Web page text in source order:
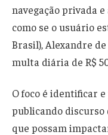
navegação privada
como se o usuário
Brasil), Alexandre
multa diária de R$
O foco é identificar
publicando discurso
que possam